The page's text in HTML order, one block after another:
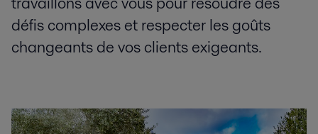
défis complexes et respecter les goûts
changeants de vos clients exigeants.